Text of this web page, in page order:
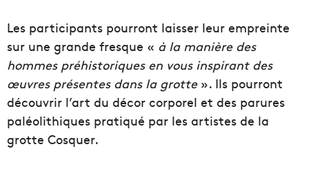
Les participants pourront laisser leur empreinte
sur une grande fresque « à la manière des
hommes préhistoriques en vous inspirant des
œuvres présentes dans la grotte». Ils pourront
découvrir l’art du décor corporel et des parures
paléolithiques pratiqué par les artistes de la
grotte Cosquer.